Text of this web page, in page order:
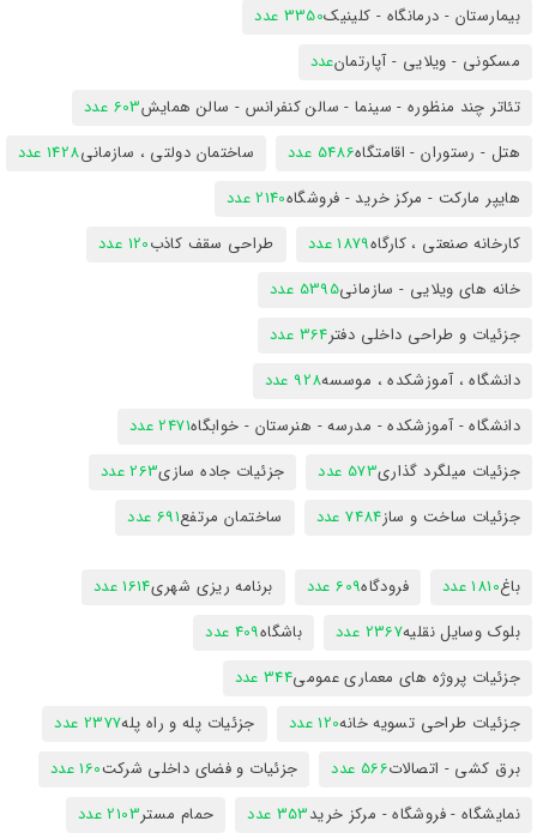
بیمارستان - درمانگاه - کلینیک3350 عدد
مسکونی - ویلایی - آپارتمانعدد
تئاتر چند منظوره - سینما - سالن کنفرانس - سالن همایش603 عدد
هتل - رستوران - اقامتگاه5486 عدد ساختمان دولتی ، سازمانی1428 عدد
هایپر مارکت - مرکز خرید - فروشگاه2140 عدد
کارخانه صنعتی ، کارگاه1879 عدد طراحی سقف کاذب120 عدد
خانه های ویلایی - سازمانی5395 عدد
جزئیات و طراحی داخلی دفتر364 عدد
دانشگاه ، آموزشکده ، موسسه928 عدد
دانشگاه - آموزشکده - مدرسه - هنرستان - خوابگاه2471 عدد
جزئیات میلگرد گذاری573 عدد جزئیات جاده سازی263 عدد
جزئیات ساخت و ساز7484 عدد ساختمان مرتفع691 عدد
باغ1810 عدد فرودگاه609 عدد برنامه ریزی شهری1614 عدد
بلوک وسایل نقلیه2367 عدد باشگاه409 عدد
جزئیات پروژه های معماری عمومی344 عدد
جزئیات طراحی تسویه خانه120 عدد جزئیات پله و راه پله2377 عدد
برق کشی - اتصالات566 عدد جزئیات و فضای داخلی شرکت160 عدد
نمایشگاه - فروشگاه - مرکز خرید353 عدد حمام مستر2103 عدد